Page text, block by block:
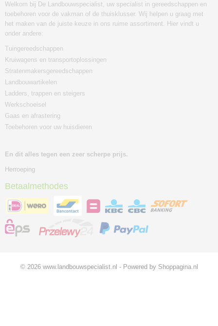
Welkom bij De Landbouwspecialist, uw specialist in gereedschappen en
toebehoren voor de vakman of de thuisklusser. Wij helpen u graag met
het maken van de juiste keuze in ons ruime assortiment. Hier vindt u
onder andere:
Tuingereedschappen
Kruiwagens en transportoplossingen
Stratenmakersgereedschappen
Landbouwartikelen
Ladders, trappen en steigers
Werkschoeisel
Gaas en afrastering
Toebehoren voor uw huisdieren
En dit alles tegen een zeer scherpe prijs.
Herroeping
Betaalmethodes
© 2026 www.landbouwspecialist.nl - Powered by Shoppagina.nl